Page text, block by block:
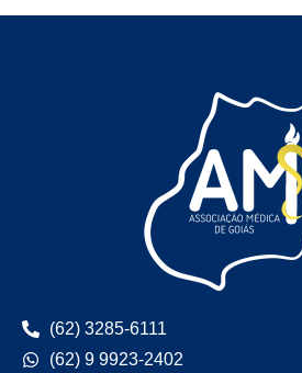
(62) 3285-6111
(62) 9 9923-2402